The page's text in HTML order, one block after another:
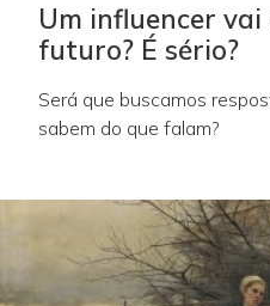
Um influencer vai
futuro? É sério?
Será que buscamos
sabem do que falam?